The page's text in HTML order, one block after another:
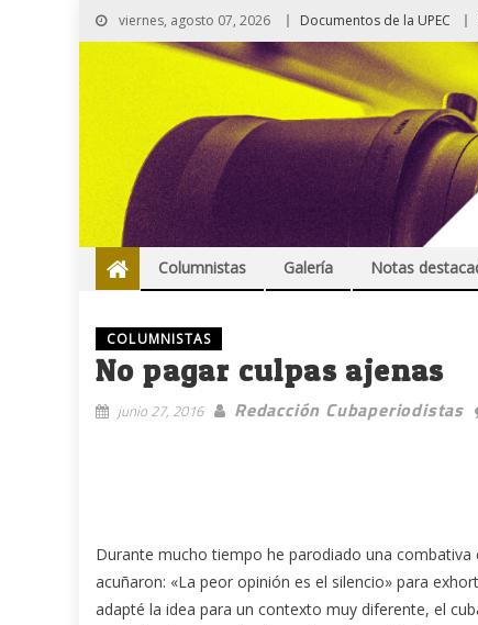
viernes, agosto 07, 2026 Documentos de la UPEC
Columnistas Galería Notas
COLUMNISTAS
No pagar culpas ajenas
junio 27, 2016 Redacción Cubaperiodistas
Durante mucho tiempo he parodiado una
acuñaron: «La peor opinión es el silencio» para
adapté la idea para un contexto muy diferente, el